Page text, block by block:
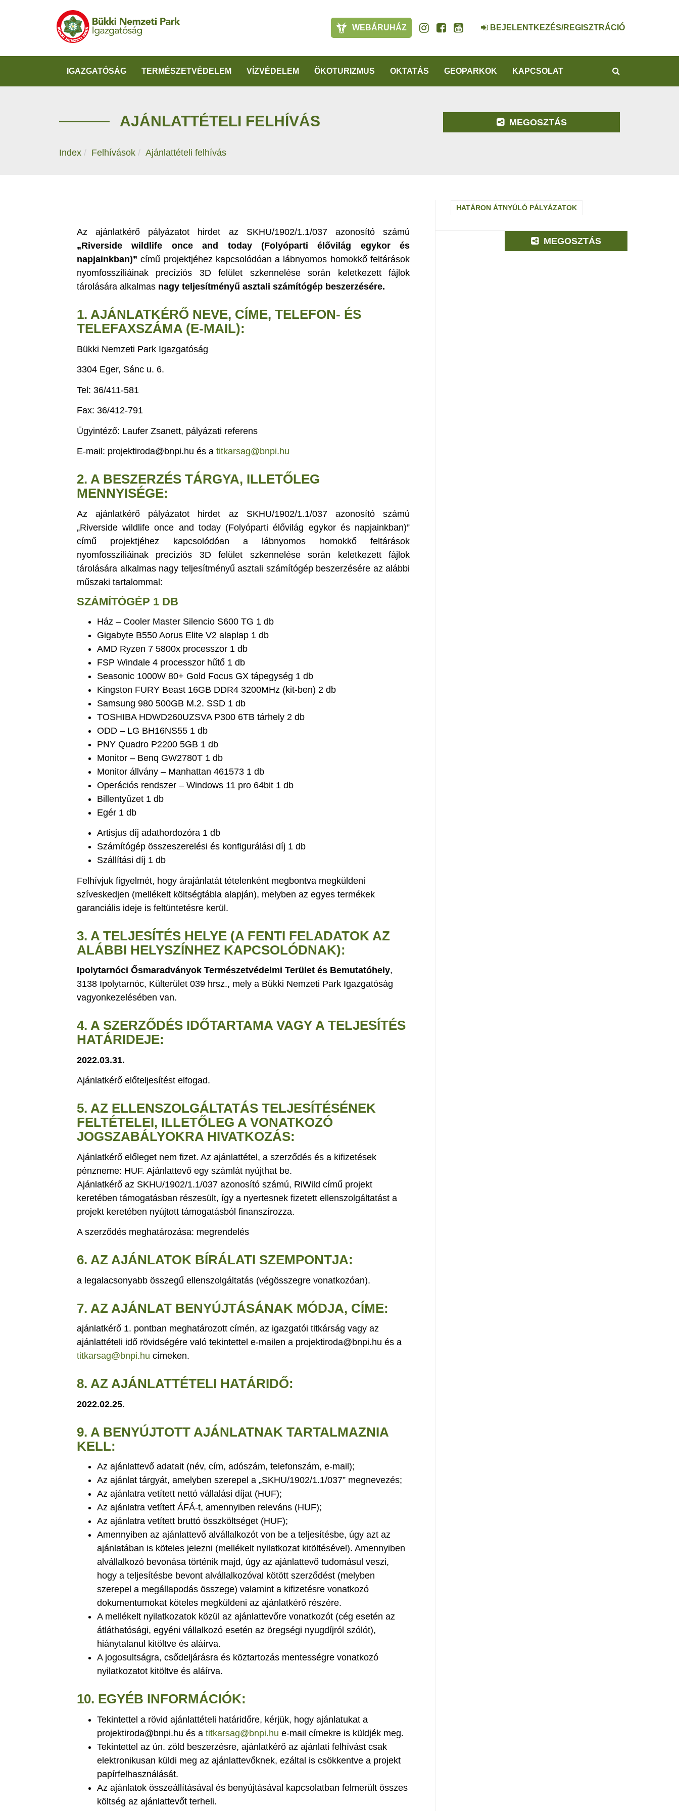
WEBÁRUHÁZ BEJELENTKEZÉS/REGISZTRÁCIÓ
IGAZGATÓSÁG TERMÉSZETVÉDELEM VÍZVÉDELEM ÖKOTURIZMUS OKTATÁS GEOPARKOK KAPCSOLAT
AJÁNLATTÉTELI FELHÍVÁS
Index Felhívások Ajánlattételi felhívás
MEGOSZTÁS
Az ajánlatkérő pályázatot hirdet az SKHU/1902/1.1/037 azonosító számú
„Riverside wildlife once and today (Folyóparti élővilág egykor és
napjainkban)”című projektjéhez kapcsolódóan a lábnyomos homokkő feltárások
nyomfosszíliáinak precíziós 3D felület szkennelése során keletkezett fájlok
tárolására alkalmas nagy teljesítményű asztali számítógép beszerzésére.
1. AJÁNLATKÉRŐ NEVE, CÍME, TELEFON- ÉS
TELEFAXSZÁMA (E-MAIL):
Bükki Nemzeti Park Igazgatóság
3304 Eger, Sánc u. 6.
Tel: 36/411-581
Fax: 36/412-791
Ügyintéző: Laufer Zsanett, pályázati referens
E-mail: projektiroda@bnpi.hu és a titkarsag@bnpi.hu
2. A BESZERZÉS TÁRGYA, ILLETŐLEG
MENNYISÉGE:
Az ajánlatkérő pályázatot hirdet az SKHU/1902/1.1/037 azonosító számú
„Riverside wildlife once and today (Folyóparti élővilág egykor és napjainkban)”
című projektjéhez kapcsolódóan a lábnyomos homokkő feltárások
nyomfosszíliáinak precíziós 3D felület szkennelése során keletkezett fájlok
tárolására alkalmas nagy teljesítményű asztali számítógép beszerzésére az alábbi
műszaki tartalommal:
SZÁMÍTÓGÉP 1 DB
Ház – Cooler Master Silencio S600 TG 1 db
Gigabyte B550 Aorus Elite V2 alaplap 1 db
AMD Ryzen 7 5800x processzor 1 db
FSP Windale 4 processzor hűtő 1 db
Seasonic 1000W 80+ Gold Focus GX tápegység 1 db
Kingston FURY Beast 16GB DDR4 3200MHz (kit-ben) 2 db
Samsung 980 500GB M.2. SSD 1 db
TOSHIBA HDWD260UZSVA P300 6TB tárhely 2 db
ODD – LG BH16NS55 1 db
PNY Quadro P2200 5GB 1 db
Monitor – Benq GW2780T 1 db
Monitor állvány – Manhattan 461573 1 db
Operációs rendszer – Windows 11 pro 64bit 1 db
Billentyűzet 1 db
Egér 1 db
Artisjus díj adathordozóra 1 db
Számítógép összeszerelési és konfigurálási díj 1 db
Szállítási díj 1 db
Felhívjuk figyelmét, hogy árajánlatát tételenként megbontva megküldeni
szíveskedjen (mellékelt költségtábla alapján), melyben az egyes termékek
garanciális ideje is feltüntetésre kerül.
3. A TELJESÍTÉS HELYE (A FENTI FELADATOK AZ
ALÁBBI HELYSZÍNHEZ KAPCSOLÓDNAK):
Ipolytarnóci Ősmaradványok Természetvédelmi Terület és Bemutatóhely,
3138 Ipolytarnóc, Külterület 039 hrsz., mely a Bükki Nemzeti Park Igazgatóság
vagyonkezelésében van.
4. A SZERZŐDÉS IDŐTARTAMA VAGY A TELJESÍTÉS
HATÁRIDEJE:
2022.03.31.
Ajánlatkérő előteljesítést elfogad.
5. AZ ELLENSZOLGÁLTATÁS TELJESÍTÉSÉNEK
FELTÉTELEI, ILLETŐLEG A VONATKOZÓ
JOGSZABÁLYOKRA HIVATKOZÁS:
Ajánlatkérő előleget nem fizet. Az ajánlattétel, a szerződés és a kifizetések
pénzneme: HUF. Ajánlattevő egy számlát nyújthat be.
Ajánlatkérő az SKHU/1902/1.1/037 azonosító számú, RiWild című projekt
keretében támogatásban részesült, így a nyertesnek fizetett ellenszolgáltatást a
projekt keretében nyújtott támogatásból finanszírozza.
A szerződés meghatározása: megrendelés
6. AZ AJÁNLATOK BÍRÁLATI SZEMPONTJA:
a legalacsonyabb összegű ellenszolgáltatás (végösszegre vonatkozóan).
7. AZ AJÁNLAT BENYÚJTÁSÁNAK MÓDJA, CÍME:
ajánlatkérő 1. pontban meghatározott címén, az igazgatói titkárság vagy az
ajánlattételi idő rövidségére való tekintettel e-mailen a projektiroda@bnpi.hu és a
titkarsag@bnpi.hu címeken.
8. AZ AJÁNLATTÉTELI HATÁRIDŐ:
2022.02.25.
9. A BENYÚJTOTT AJÁNLATNAK TARTALMAZNIA
KELL:
Az ajánlattevő adatait (név, cím, adószám, telefonszám, e-mail);
Az ajánlat tárgyát, amelyben szerepel a „SKHU/1902/1.1/037” megnevezés;
Az ajánlatra vetített nettó vállalási díjat (HUF);
Az ajánlatra vetített ÁFÁ-t, amennyiben releváns (HUF);
Az ajánlatra vetített bruttó összköltséget (HUF);
Amennyiben az ajánlattevő alvállalkozót von be a teljesítésbe, úgy azt az
ajánlatában is köteles jelezni (mellékelt nyilatkozat kitöltésével). Amennyiben
alvállalkozó bevonása történik majd, úgy az ajánlattevő tudomásul veszi,
hogy a teljesítésbe bevont alvállalkozóval kötött szerződést (melyben
szerepel a megállapodás összege) valamint a kifizetésre vonatkozó
dokumentumokat köteles megküldeni az ajánlatkérő részére.
A mellékelt nyilatkozatok közül az ajánlattevőre vonatkozót (cég esetén az
átláthatósági, egyéni vállalkozó esetén az öregségi nyugdíjról szólót),
hiánytalanul kitöltve és aláírva.
A jogosultságra, csődeljárásra és köztartozás mentességre vonatkozó
nyilatkozatot kitöltve és aláírva.
10. EGYÉB INFORMÁCIÓK:
Tekintettel a rövid ajánlattételi határidőre, kérjük, hogy ajánlatukat a
projektiroda@bnpi.hu és a titkarsag@bnpi.hu e-mail címekre is küldjék meg.
Tekintettel az ún. zöld beszerzésre, ajánlatkérő az ajánlati felhívást csak
elektronikusan küldi meg az ajánlattevőknek, ezáltal is csökkentve a projekt
papírfelhasználását.
Az ajánlatok összeállításával és benyújtásával kapcsolatban felmerült összes
költség az ajánlattevőt terheli.
HATÁRON ÁTNYÚLÓ PÁLYÁZATOK
MEGOSZTÁS